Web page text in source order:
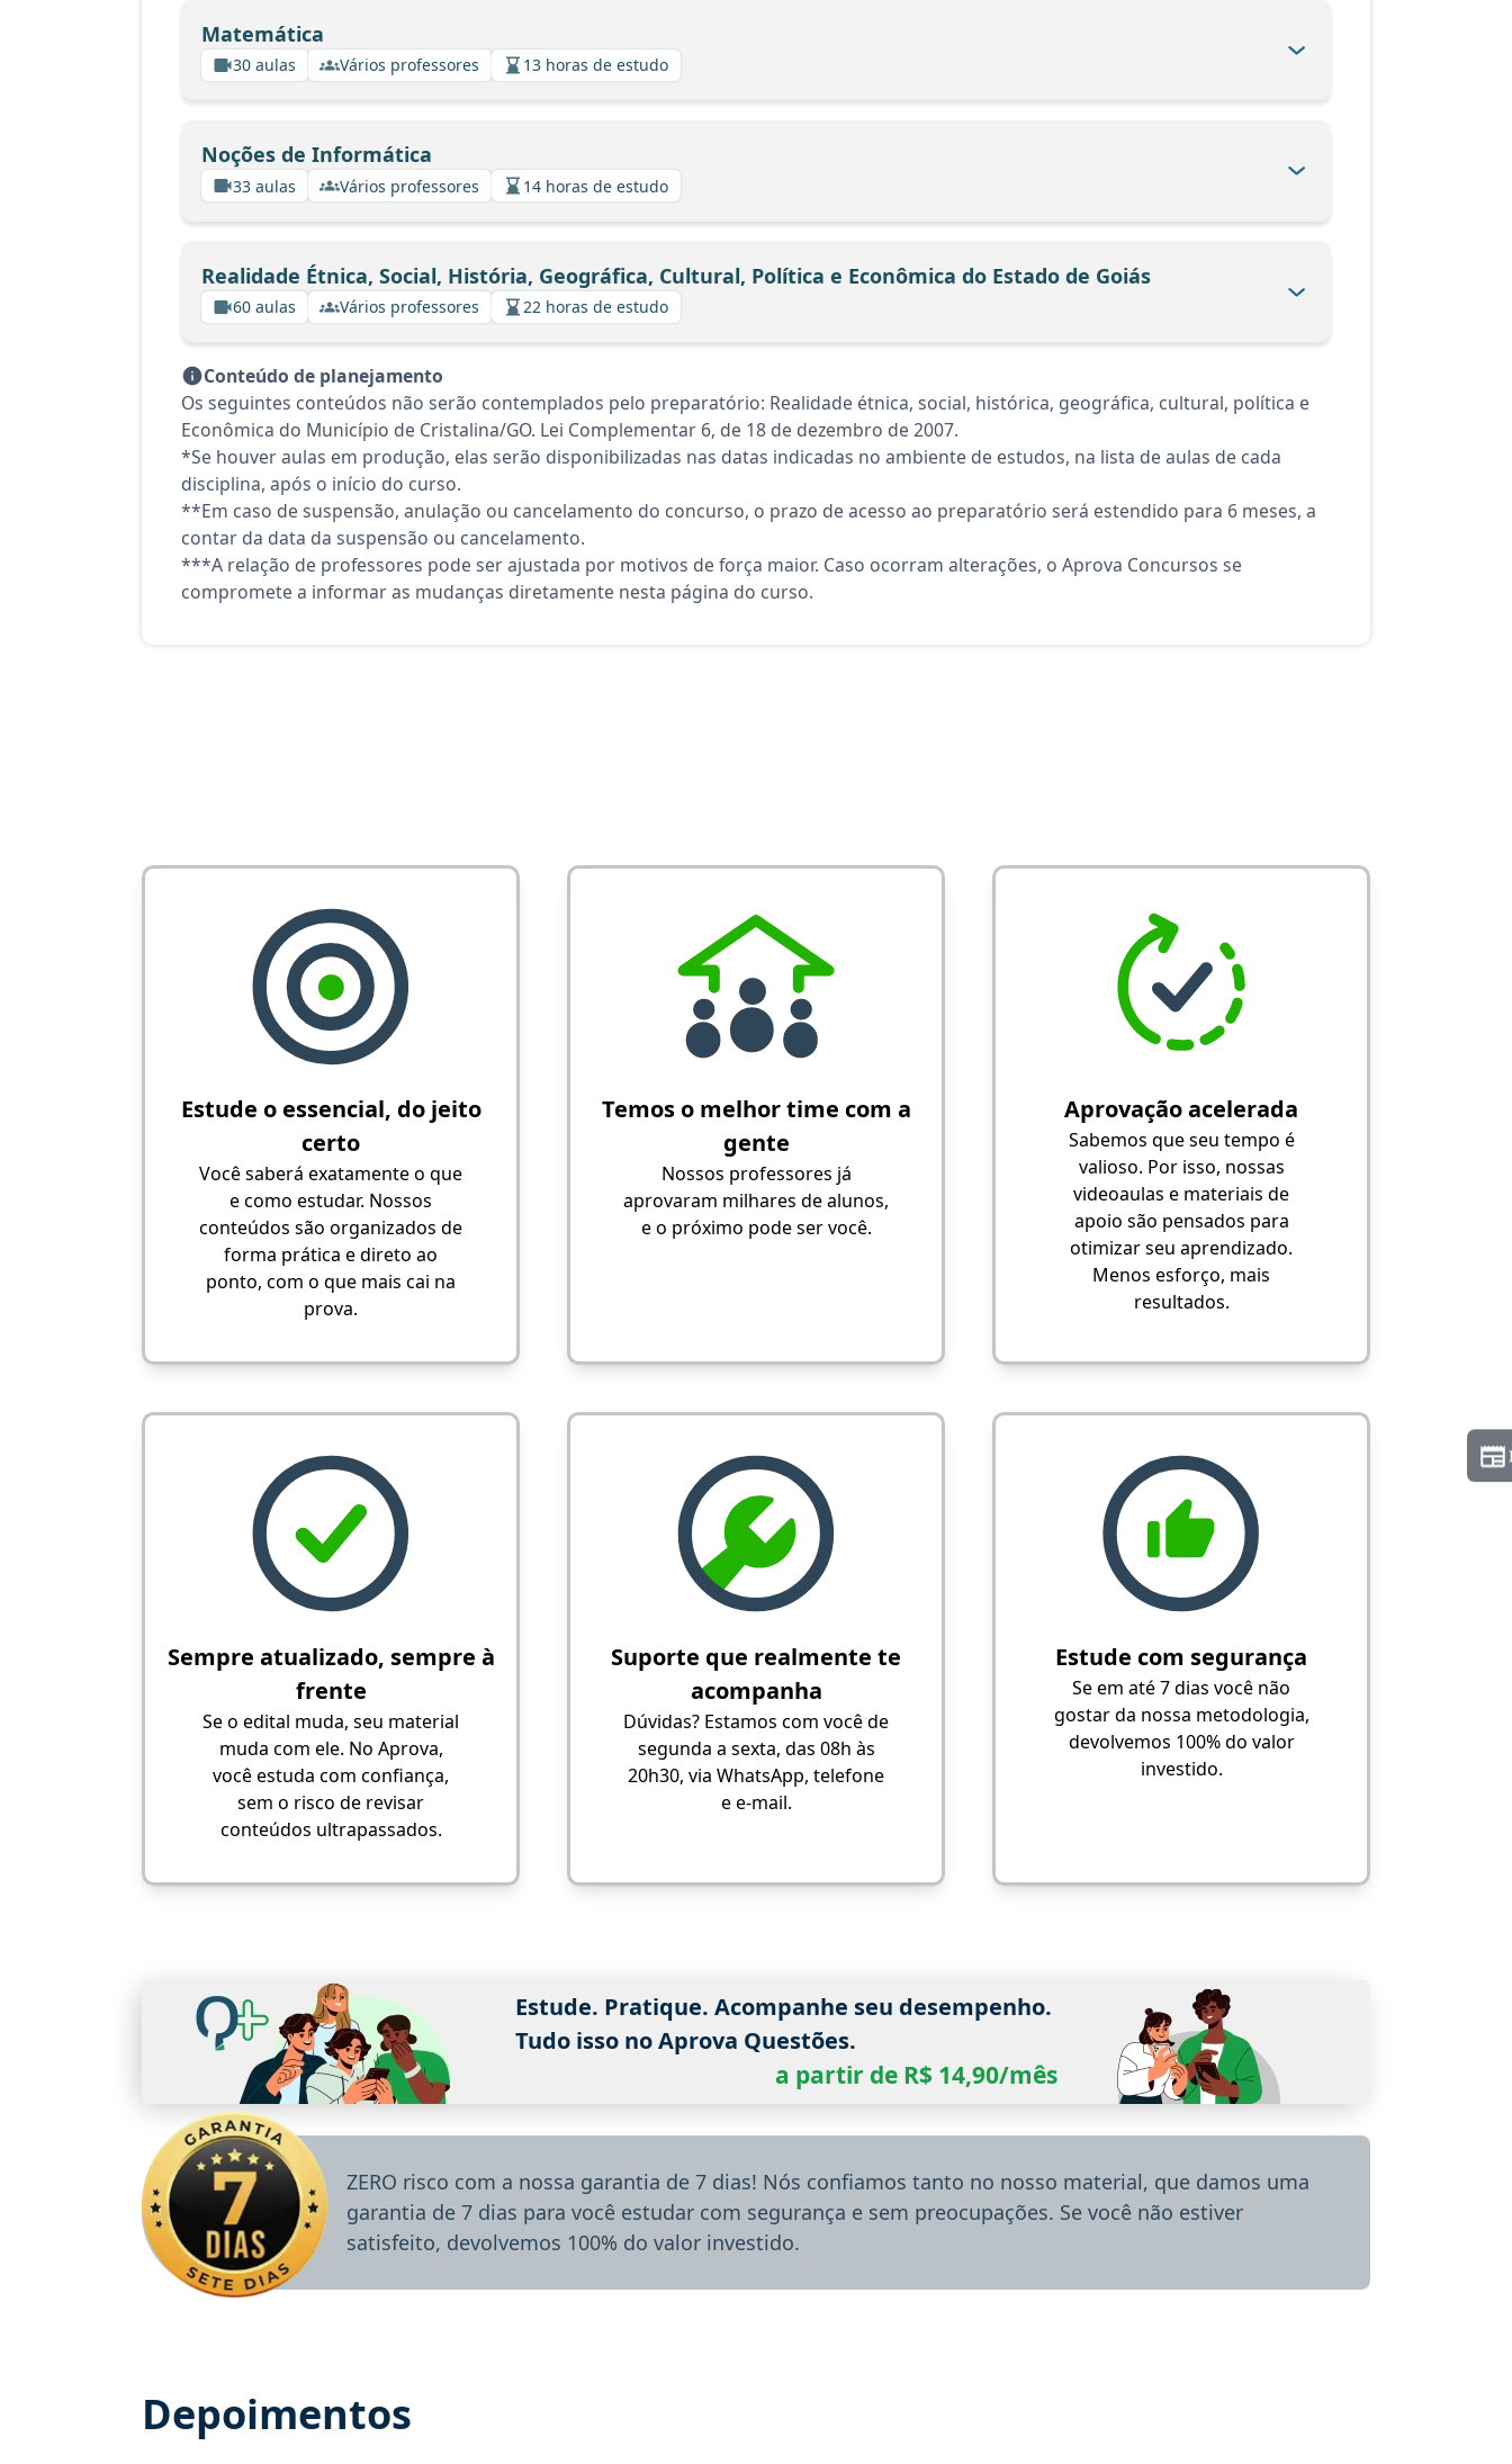
Matemática
30 aulas Vários professores 13 horas de estudo
Noções de Informática
33 aulas Vários professores 14 horas de estudo
Realidade Étnica, Social, História, Geográfica, Cultural, Política e Econômica do Estado de Goiás
60 aulas Vários professores 22 horas de estudo
Conteúdo de planejamento
Os seguintes conteúdos não serão contemplados pelo preparatório: Realidade étnica, social, histórica, geográfica, cultural, política e
Econômica do Município de Cristalina/GO. Lei Complementar 6, de 18 de dezembro de 2007.
*Se houver aulas em produção, elas serão disponibilizadas nas datas indicadas no ambiente de estudos, na lista de aulas de cada
disciplina, após o início do curso.
**Em caso de suspensão, anulação ou cancelamento do concurso, o prazo de acesso ao preparatório será estendido para 6 meses, a
contar da data da suspensão ou cancelamento.
***A relação de professores pode ser ajustada por motivos de força maior. Caso ocorram alterações, o Aprova Concursos se
compromete a informar as mudanças diretamente nesta página do curso.
Estude o essencial, do jeito
certo
Você saberá exatamente o que
e como estudar. Nossos
conteúdos são organizados de
forma prática e direto ao
ponto, com o que mais cai na
prova.
Temos o melhor time com a
gente
Nossos professores já
aprovaram milhares de alunos,
e o próximo pode ser você.
Aprovação acelerada
Sabemos que seu tempo é
valioso. Por isso, nossas
videoaulas e materiais de
apoio são pensados para
otimizar seu aprendizado.
Menos esforço, mais
resultados.
Sempre atualizado, sempre à
frente
Se o edital muda, seu material
muda com ele. No Aprova,
você estuda com confiança,
sem o risco de revisar
conteúdos ultrapassados.
Suporte que realmente te
acompanha
Dúvidas? Estamos com você de
segunda a sexta, das 08h às
20h30, via WhatsApp, telefone
e e-mail.
Estude com segurança
Se em até 7 dias você não
gostar da nossa metodologia,
devolvemos 100% do valor
investido.
Estude. Pratique. Acompanhe seu desempenho.
Tudo isso no Aprova Questões.
a partir de R$ 14,90/mês
ZERO risco com a nossa garantia de 7 dias! Nós confiamos tanto no nosso material, que damos uma
garantia de 7 dias para você estudar com segurança e sem preocupações. Se você não estiver
satisfeito, devolvemos 100% do valor investido.
Depoimentos